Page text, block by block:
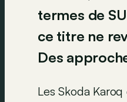
termes de
ce titre ne
Des
Les Skoda Karoq